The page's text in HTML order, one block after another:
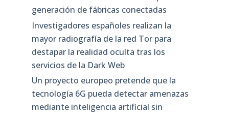
generación de fábricas conectadas
Investigadores españoles realizan la
mayor radiografía de la red Tor para
destapar la realidad oculta tras los
servicios de la Dark Web
Un proyecto europeo pretende que la
tecnología 6G pueda detectar amenazas
mediante inteligencia artificial sin